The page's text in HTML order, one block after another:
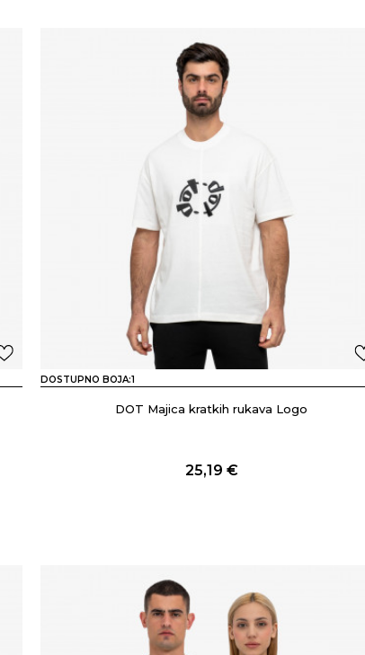
DOSTUPNO BOJA:1
DOT Majica kratkih rukava Logo
25,19 €